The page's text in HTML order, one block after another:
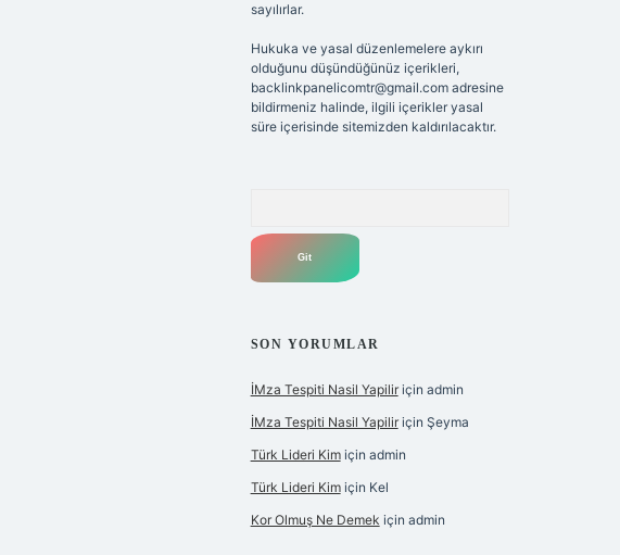
sayılırlar.
Hukuka ve yasal düzenlemelere aykırı
olduğunu düşündüğünüz içerikleri,
backlinkpanelicomtr@gmail.comadresine
bildirmeniz halinde, ilgili içerikler yasal
süre içerisinde sitemizden kaldırılacaktır.
SON YORUMLAR
İMza Tespiti Nasil Yapiliriçin admin
İMza Tespiti Nasil Yapiliriçin Şeyma
Türk Lideri Kimiçin admin
Türk Lideri Kimiçin Kel
Kor Olmuş Ne Demek için admin